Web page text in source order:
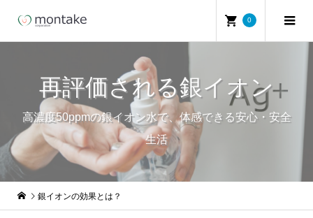
0
再評価される銀イオン
高濃度50ppmの銀イオン水で、体感できる安心・安全
生活
銀イオンの効果とは？